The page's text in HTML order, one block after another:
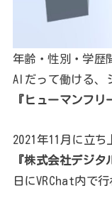
年齢・性別・学歴
AIだって働ける、
『ヒューマンフリ
2021年11月に立
『株式会社デジタ
日にVRChat内で行